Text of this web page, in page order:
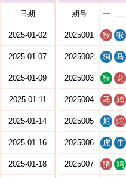
日期
2025-01-02
2025-01-07
2025-01-09
2025-01-11
2025-01-14
2025-01-16
2025-01-18
期号 一 二
2025001 猴 猴
2025002 狗 马
2025003 猴 龙
2025004 马 鸡
2025005 蛇 蛇
2025006 虎 牛
2025007 猪 鸡